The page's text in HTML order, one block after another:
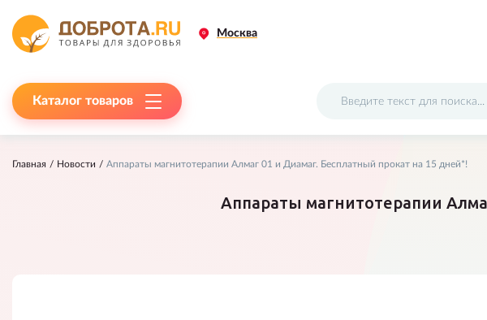
Москва
Каталог товаров
Главная Новости Аппараты магнитотерапии Алмаг 01 и Диамаг. Бесплатный прокат на 15 дней*!
Аппараты магнитотерапии